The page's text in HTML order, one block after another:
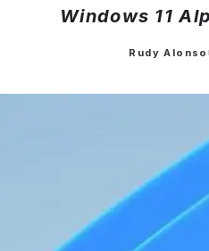
Windows 11
Posted
Rudy Alonso